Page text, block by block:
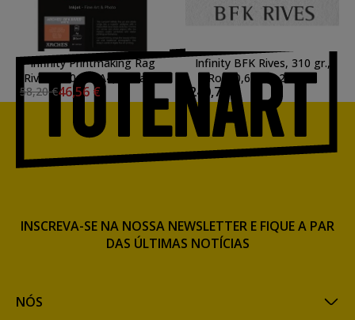
Infinity Printmaking Rag
Rives, 310 gr., A4, caixa 25
uds.
58,20 €46,56 €
Infinity BFK Rives, 310 gr.,
Rolo 0,61x15,24 mts.
240,79 €
NÓS
INSCREVA-SE NA NOSSA NEWSLETTER E FIQUE A PAR
DAS ÚLTIMAS NOTÍCIAS